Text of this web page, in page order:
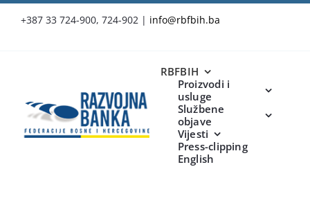
+387 33 724-900, 724-902 | info@rbfbih.ba
RBFBIH
Proizvodi i
usluge
Službene
objave
Vijesti
Press-clipping
English